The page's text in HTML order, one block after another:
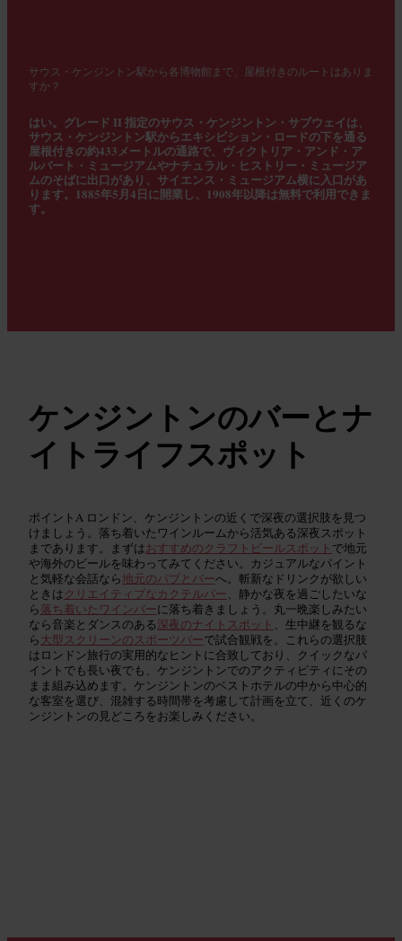
サウス・ケンジントン駅から各博物館まで、屋根付きのルートはありま
すか？
はい。グレード II 指定のサウス・ケンジントン・サブウェイは、
サウス・ケンジントン駅からエキシビション・ロードの下を通る
屋根付きの約433メートルの通路で、ヴィクトリア・アンド・ア
ルバート・ミュージアムやナチュラル・ヒストリー・ミュージア
ムのそばに出口があり、サイエンス・ミュージアム横に入口があ
ります。1885年5月4日に開業し、1908年以降は無料で利用できま
す。
ケンジントンのバーとナ
イトライフスポット
ポイントA ロンドン、ケンジントンの近くで深夜の選択肢を見つ
けましょう。落ち着いたワインルームから活気ある深夜スポット
まであります。まずはおすすめのクラフトビールスポット で地元
や海外のビールを味わってみてください。カジュアルなパイント
と気軽な会話なら地元のパブとバーへ。斬新なドリンクが欲しい
ときはクリエイティブなカクテルバー、静かな夜を過ごしたいな
ら落ち着いたワインバーに落ち着きましょう。丸一晩楽しみたい
なら音楽とダンスのある深夜のナイトスポット 、生中継を観るな
ら大型スクリーンのスポーツバーで試合観戦を。これらの選択肢
はロンドン旅行の実用的なヒントに合致しており、クイックなパ
イントでも長い夜でも、ケンジントンでのアクティビティにその
まま組み込めます。ケンジントンのベストホテルの中から中心的
な客室を選び、混雑する時間帯を考慮して計画を立て、近くのケ
ンジントンの見どころをお楽しみください。